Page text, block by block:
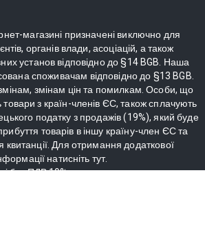
магазині призначені виключно для
органів влади, асоціацій, а також
установ відповідно до §14 BGB. Наша
споживачам відповідно до §13 BGB.
змінам цін та помилкам. Особи, що
з країн-членів ЄС, також сплачують
податку з продажів (19%), який буде
товарів в іншу країну-член ЄС та
квитанції. Для отримання додаткової
натисніть тут.
без ПДВ 19%, включно з доставкою.